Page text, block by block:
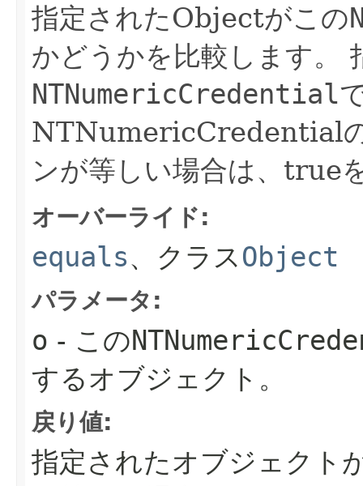
指定されたObjectがこの
かどうかを比較します。
NTNumericCredential
NTNumericCredential
ンが等しい場合は、true
オーバーライド:
equals、クラスObject
パラメータ:
o - この
するオブジェクト。
戻り値:
指定されたオブジェクト